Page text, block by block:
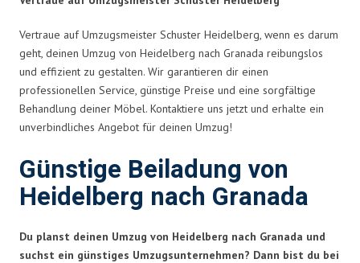
Vertraue auf Umzugsmeister Schuster Heidelberg, wenn es darum
geht, deinen Umzug von Heidelberg nach Granada reibungslos
und effizient zu gestalten. Wir garantieren dir einen
professionellen Service, günstige Preise und eine sorgfältige
Behandlung deiner Möbel. Kontaktiere uns jetzt und erhalte ein
unverbindliches Angebot für deinen Umzug!
Günstige Beiladung von
Heidelberg nach Granada
Du planst deinen Umzug von Heidelberg nach Granada und
suchst ein günstiges Umzugsunternehmen? Dann bist du bei